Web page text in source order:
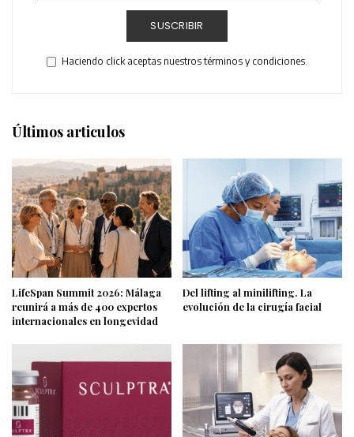
SUSCRIBIR
Haciendo click aceptas nuestros términos y condiciones.
Últimos articulos
LifeSpan Summit 2026: Málaga
reunirá a más de 400 expertos
internacionales en longevidad
Del lifting al minilifting. La
evolución de la cirugía facial